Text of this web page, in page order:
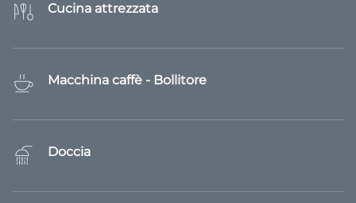
Cucina attrezzata
Macchina caffè - Bollitore
Doccia